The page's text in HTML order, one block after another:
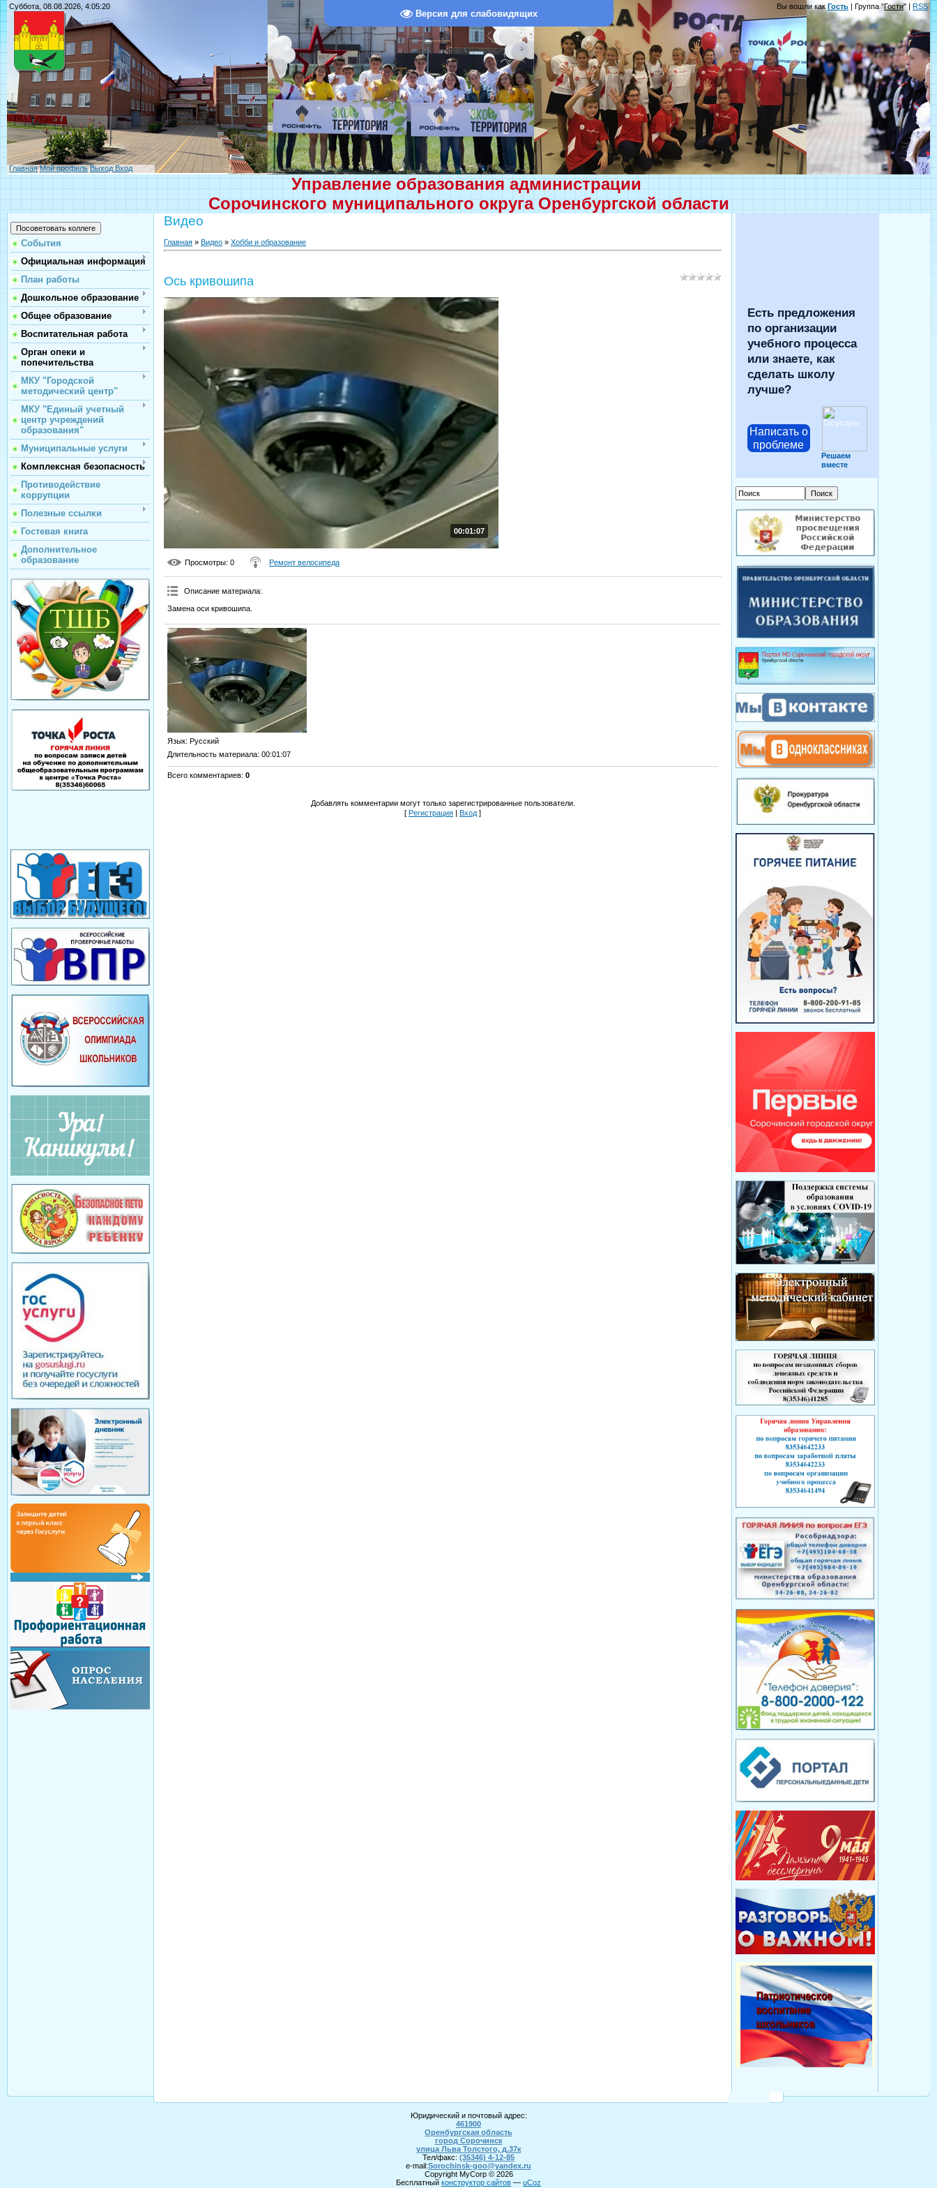
Версия для слабовидящих
Суббота, 08.08.2026, 4:05:20 Вы вошли какГость | Группа "Гости" | RSS
Главная Мой профиль Выход Вход
Управление образования администрации
Сорочинского муниципального округа Оренбургской области
События
Официальная информация
План работы
Дошкольное образование
Общее образование
Воспитательная работа
Орган опеки и
попечительства
МКУ "Городской
методический центр"
МКУ "Единый учетный
центр учреждений
образования"
Муниципальные услуги
Комплексная безопасность
Противодействие
коррупции
Полезные ссылки
Гостевая книга
Дополнительное
образование
Видео
Главная » Видео » Хобби и образование
Ось кривошипа
00:01:07
Просмотры: 0 Ремонт велосипеда
Описание материала:
Замена оси кривошипа.
Язык: Русский
Длительность материала: 00:01:07
Всего комментариев: 0
Добавлять комментарии могут только зарегистрированные пользователи.
[ Регистрация | Вход ]
Есть предложения
по организации
учебного процесса
или знаете, как
сделать школу
лучше?
Написать о
проблеме
Решаем
вместе
Юридический и почтовый адрес:
461900
Оренбургская область
город Сорочинск
улица Льва Толстого, д.37к
Тел/факс: (35346) 4-12-85
e-mail:Sorochinsk-goo@yandex.ru
Copyright MyCorp © 2026
Бесплатный конструктор сайтов — uCoz